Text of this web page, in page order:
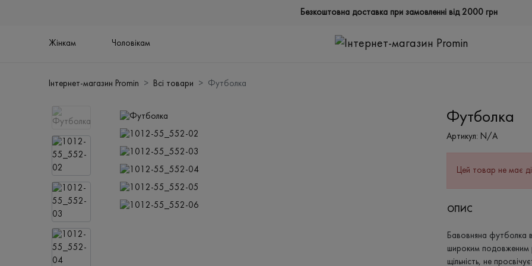
Безкоштовна доставка при замовленні від 2000 грн
Жінкам Чоловікам
Інтернет-магазин Promin Всі товари Футболка
Футболка
Артикул: N/A
Цей товар не має
ОПИС
Бавовняна футболка
широким подовженим
щільність, не